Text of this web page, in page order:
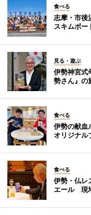
食べる
志摩・市
スキムボー
見る・遊ぶ
伊勢神宮
勢さん』の
食べる
伊勢の献血
オリジナル
食べる
伊勢・仏レ
エール 現